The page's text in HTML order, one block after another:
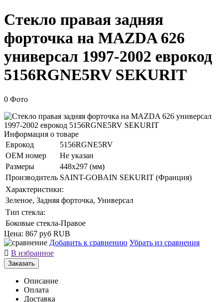
Стекло правая задняя
форточка на MAZDA 626
универсал 1997-2002 еврокод
5156RGNE5RV SEKURIT
0 Фото
Информация о товаре
Еврокод
5156RGNE5RV
ОЕМ номер
Не указан
Размеры
448x297 (мм)
Производитель SAINT-GOBAIN SEKURIT (Франция)
Характеристики:
Зеленое, Задняя форточка, Универсал
Тип стекла:
Боковые стекла-Правое
Цена: 867 руб RUB
Добавить к сравнению Убрать из сравнения
 В избранное
Заказать
Описание
Оплата
Доставка